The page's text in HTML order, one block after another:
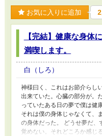
お気に入りに追加
【完結】健康な身体
満喫します。
白（しろ）
神様曰く、これはお節介らし
出来ていた。心臓の部分が。
っていたある日の夢で僕は健
それは僕の身体じゃなくて、
の身体だった。 どうせ夢だ、
覚めない。それどころか感じ